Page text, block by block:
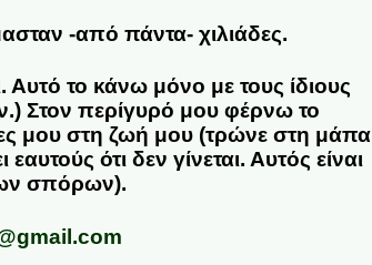
-από πάντα- χιλιάδες.
το κάνω μόνο με τους ίδιους
Στον περίγυρό μου φέρνω το
μου στη ζωή μου (τρώνε στη μάπα
ότι δεν γίνεται. Αυτός είναι
σπόρων).